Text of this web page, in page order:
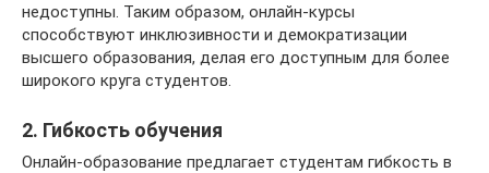
недоступны. Таким образом, онлайн-курсы
способствуют инклюзивности и демократизации
высшего образования, делая его доступным для более
широкого круга студентов.
2. Гибкость обучения
Онлайн-образование предлагает студентам гибкость в